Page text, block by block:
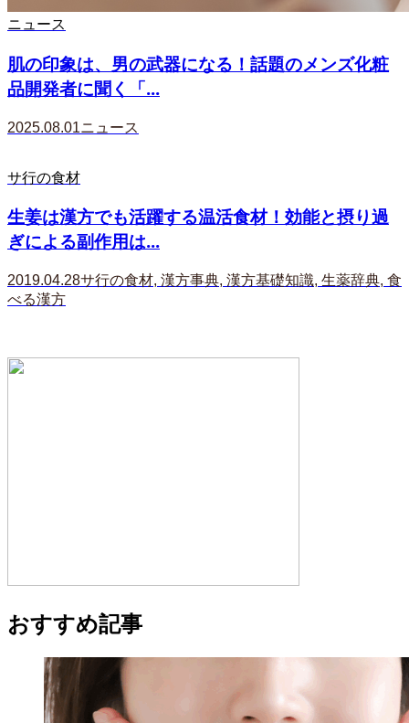
ニュース
肌の印象は、男の武器になる！話題のメンズ化粧
品開発者に聞く「...
2025.08.01ニュース
サ行の食材
生姜は漢方でも活躍する温活食材！効能と摂り過
ぎによる副作用は...
2019.04.28サ行の食材, 漢方事典, 漢方基礎知識, 生薬辞典, 食
べる漢方
おすすめ記事